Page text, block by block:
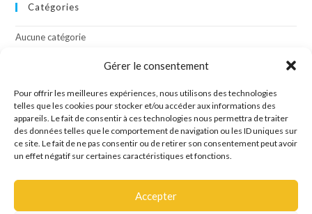
Gérer le consentement
Pour offrir les meilleures expériences, nous utilisons des technologies
telles que les cookies pour stocker et/ou accéder aux informations des
appareils. Le fait de consentir à ces technologies nous permettra de traiter
des données telles que le comportement de navigation ou les ID uniques sur
ce site. Le fait de ne pas consentir ou de retirer son consentement peut avoir
un effet négatif sur certaines caractéristiques et fonctions.
Accepter
Catégories
Aucune catégorie
Connexion
Flux des publications
Flux des commentaires
Site de WordPress-FR